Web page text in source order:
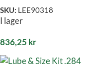
SKU: LEE90318
I lager
836,25 kr